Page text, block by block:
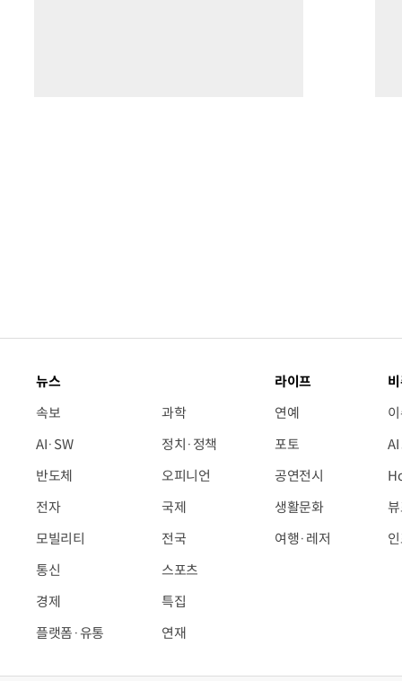
뉴스
속보
AI·SW
반도체
전자
모빌리티
통신
경제
플랫폼·유통
과학
정치·정책
오피니언
국제
전국
스포츠
특집
연재
라이프
연예
포토
공연전시
생활문화
여행·레저